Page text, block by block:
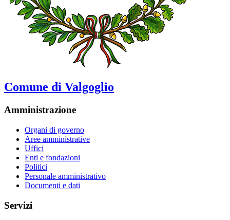
Comune di Valgoglio
Amministrazione
Organi di governo
Aree amministrative
Uffici
Enti e fondazioni
Politici
Personale amministrativo
Documenti e dati
Servizi